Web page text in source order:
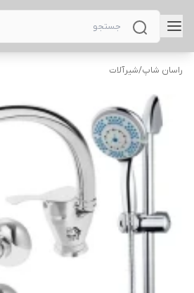
راسان شاپ/شیرآلات